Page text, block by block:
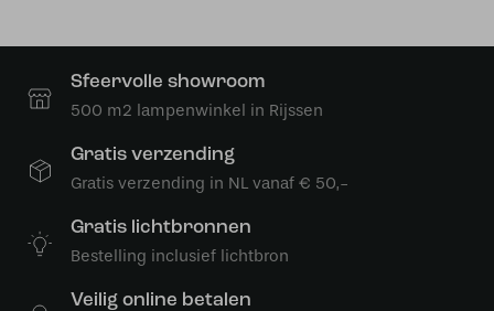
Sfeervolle showroom
500 m2 lampenwinkel in Rijssen
Gratis verzending
Gratis verzending in NL vanaf € 50,-
Gratis lichtbronnen
Bestelling inclusief lichtbron
Veilig online betalen